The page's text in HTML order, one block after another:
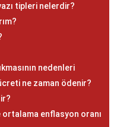
tipleri nelerdir?
nedenleri
ne zaman ödenir?
enflasyon oranı